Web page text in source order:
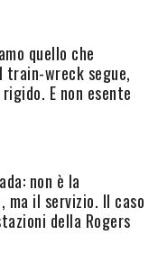
quello che
train-wreck segue,
E non esente
non è la
ma il servizio. Il caso
della Rogers